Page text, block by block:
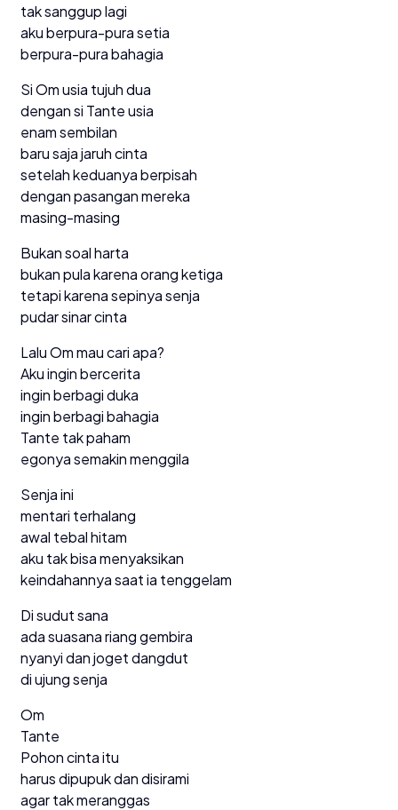
tak sanggup lagi
aku berpura-pura setia
berpura-pura bahagia
Si Om usia tujuh dua
dengan si Tante usia
enam sembilan
baru saja jaruh cinta
setelah keduanya berpisah
dengan pasangan mereka
masing-masing
Bukan soal harta
bukan pula karena orang ketiga
tetapi karena sepinya senja
pudar sinar cinta
Lalu Om mau cari apa?
Aku ingin bercerita
ingin berbagi duka
ingin berbagi bahagia
Tante tak paham
egonya semakin menggila
Senja ini
mentari terhalang
awal tebal hitam
aku tak bisa menyaksikan
keindahannya saat ia tenggelam
Di sudut sana
ada suasana riang gembira
nyanyi dan joget dangdut
di ujung senja
Om
Tante
Pohon cinta itu
harus dipupuk dan disirami
agar tak meranggas